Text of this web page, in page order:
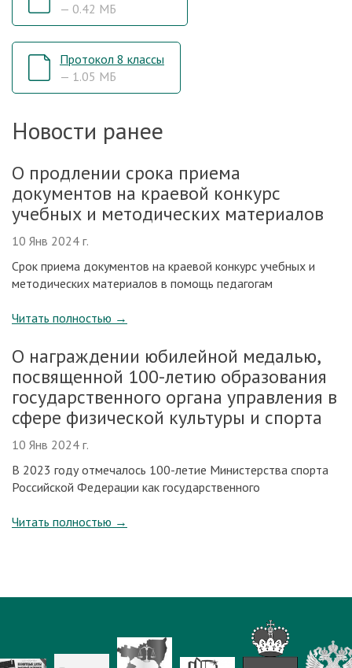
— 0.42 МБ
Протокол 8 классы
— 1.05 МБ
Новости ранее
О продлении срока приема
документов на краевой конкурс
учебных и методических материалов
10 Янв 2024 г.
Срок приема документов на краевой конкурс учебных и
методических материалов в помощь педагогам
Читать полностью →
О награждении юбилейной медалью,
посвященной 100-летию образования
государственного органа управления в
сфере физической культуры и спорта
10 Янв 2024 г.
В 2023 году отмечалось 100-летие Министерства спорта
Российской Федерации как государственного
Читать полностью →